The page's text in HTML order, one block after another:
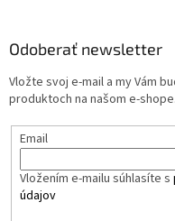
Odoberať newsletter
Vložte svoj e-mail a my Vám
produktoch na našom e-shope.
Email
Vložením e-mailu súhlasíte s
údajov